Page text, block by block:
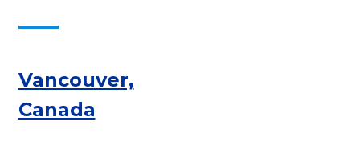
Vancouver,
Canada